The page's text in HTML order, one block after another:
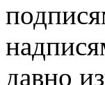
давно